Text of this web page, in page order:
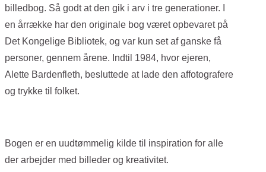
billedbog. Så godt at den gik i arv i tre generationer. I
en årrække har den originale bog været opbevaret på
Det Kongelige Bibliotek, og var kun set af ganske få
personer, gennem årene. Indtil 1984, hvor ejeren,
Alette Bardenfleth, besluttede at lade den affotografere
og trykke til folket.
Bogen er en uudtømmelig kilde til inspiration for alle
der arbejder med billeder og kreativitet.